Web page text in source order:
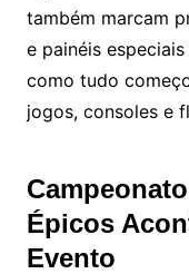
também marcam
e painéis
como tudo
jogos, consoles e
Épicos
Evento